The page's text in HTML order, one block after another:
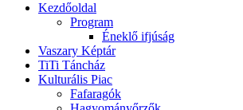
Kezdőoldal
Program
Éneklő ifjúság
Vaszary Képtár
TiTi Táncház
Kulturális Piac
Fafaragók